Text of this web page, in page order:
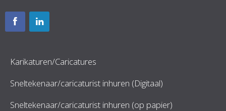
Karikaturen/Caricatures
Sneltekenaar/caricaturist inhuren (Digitaal)
Sneltekenaar/caricaturist inhuren (op papier)